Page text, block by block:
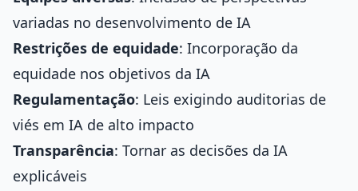
variadas no desenvolvimento de IA
Restrições de equidade: Incorporação da
equidade nos objetivos da IA
Regulamentação: Leis exigindo auditorias de
viés em IA de alto impacto
Transparência: Tornar as decisões da IA
explicáveis